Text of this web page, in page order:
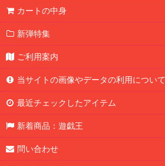
カートの中身
新弾特集
ご利用案内
当サイトの画像やデータの利用について
最近チェックしたアイテム
新着商品：遊戯王
問い合わせ